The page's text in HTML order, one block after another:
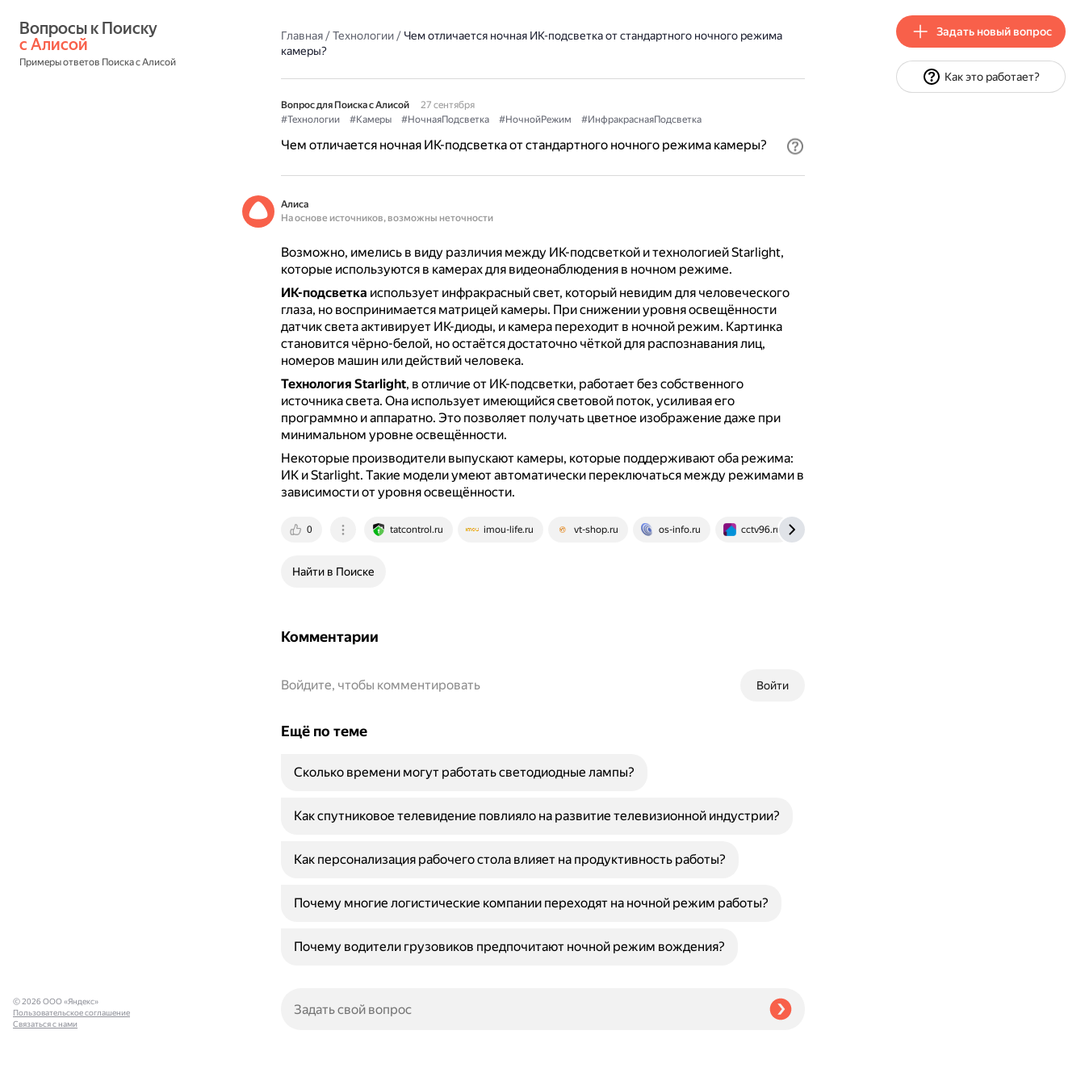
с Алисой
Примеры ответов Поиска с Алисой
Главная/Технологии/ Чем отличается ночная ИК-подсветка от стандартного ночного режима
камеры?
Вопрос для Поиска с Алисой
27 сентября
#Технологии
#Камеры #НочнаяПодсветка #НочнойРежим #ИнфракраснаяПодсветка
Чем отличается ночная ИК-подсветка от стандартного ночного режима камеры?
Алиса
На основе источников, возможны неточности
Возможно, имелись в виду различия между ИК-подсветкой и технологией Starlight,
которые используются в камерах для видеонаблюдения в ночном режиме.
ИК-подсветка использует инфракрасный свет, который невидим для человеческого
глаза, но воспринимается матрицей камеры. При снижении уровня освещённости
датчик света активирует ИК-диоды, и камера переходит в ночной режим. Картинка
становится чёрно-белой, но остаётся достаточно чёткой для распознавания лиц,
номеров машин или действий человека.
Технология Starlight, в отличие от ИК-подсветки, работает без собственного
источника света. Она использует имеющийся световой поток, усиливая его
программно и аппаратно. Это позволяет получать цветное изображение даже при
минимальном уровне освещённости.
Некоторые производители выпускают камеры, которые поддерживают оба режима:
ИК и Starlight. Такие модели умеют автоматически переключаться между режимами в
зависимости от уровня освещённости.
0 tatcontrol.ru imou-life.ru vt-shop.ru os-info.ru cctv96.ru
Найти в Поиске
Комментарии
Войти
Войдите, чтобы комментировать
Ещё по теме
Сколько времени могут работать светодиодные лампы?
Как спутниковое телевидение повлияло на развитие телевизионной индустрии?
Как персонализация рабочего стола влияет на продуктивность работы?
Почему многие логистические компании переходят на ночной режим работы?
Почему водители грузовиков предпочитают ночной режим вождения?
© 2026 ООО «Яндекс»
Пользовательское соглашение
Связаться с нами
Задать новый вопрос
Как это работает?